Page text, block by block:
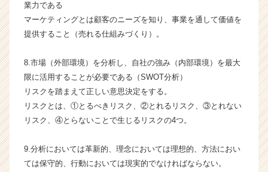
か
ス
ウ
ト
が
届
く
サ
イ
業力である
マーケティングとは顧客のニーズを知り、事業を通して価値を
提供すること（売れる仕組みづくり）。
8.市場（外部環境）を分析し、自社の強み（内部環境）を最大
限に活用することが必要である（SWOT分析）
リスクを踏まえて正しい意思決定をする。
リスクとは、①とるべきリスク、②とれるリスク、③とれない
リスク、④とらないことで生じるリスクの4つ。
9.分析においては革新的、理念においては理想的、方法におい
ては保守的、行動においては現実的でなければならない。